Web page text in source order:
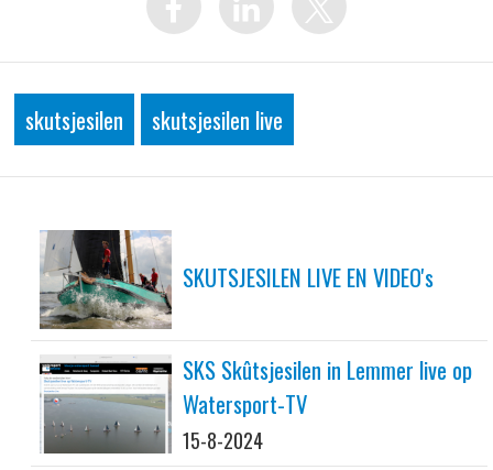
skutsjesilen skutsjesilen live
SKUTSJESILEN LIVE EN VIDEO's
SKS Skûtsjesilen in Lemmer live op
Watersport-TV
15-8-2024